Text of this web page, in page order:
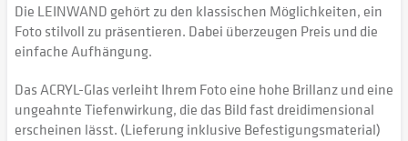
Die LEINWAND gehört zu den klassischen Möglichkeiten, ein
Foto stilvoll zu präsentieren. Dabei überzeugen Preis und die
einfache Aufhängung.
Das ACRYL-Glas verleiht Ihrem Foto eine hohe Brillanz und eine
ungeahnte Tiefenwirkung, die das Bild fast dreidimensional
erscheinen lässt. (Lieferung inklusive Befestigungsmaterial)